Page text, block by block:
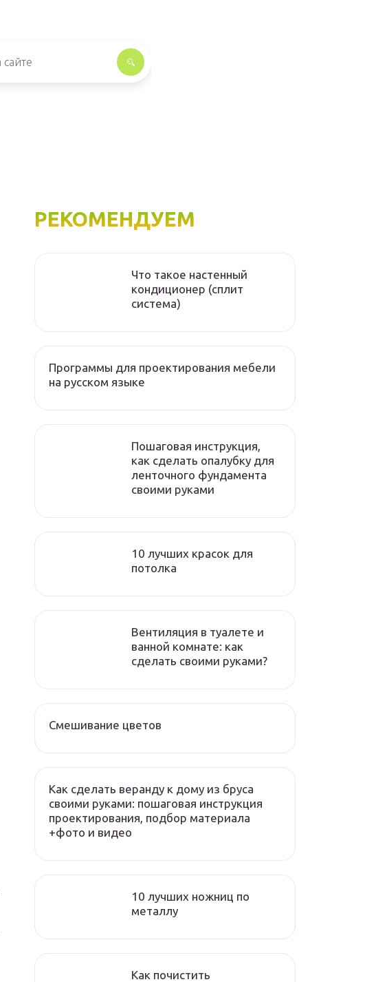
РЕКОМЕНДУЕМ
Что такое настенный
кондиционер (сплит
система)
Программы для проектирования мебели
на русском языке
Пошаговая инструкция,
как сделать опалубку для
ленточного фундамента
своими руками
10 лучших красок для
потолка
Вентиляция в туалете и
ванной комнате: как
сделать своими руками?
Смешивание цветов
Как сделать веранду к дому из бруса
своими руками: пошаговая инструкция
проектирования, подбор материала
+фото и видео
10 лучших ножниц по
металлу
Как почистить